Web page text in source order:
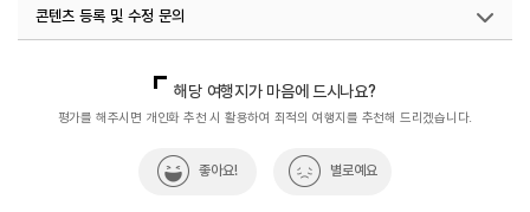
콘텐츠 등록 및 수정 문의
해당 여행지가 마음에 드시나요?
평가를 해주시면 개인화 추천 시 활용하여 최적의 여행지를 추천해 드리겠습니다.
좋아요! 별로예요